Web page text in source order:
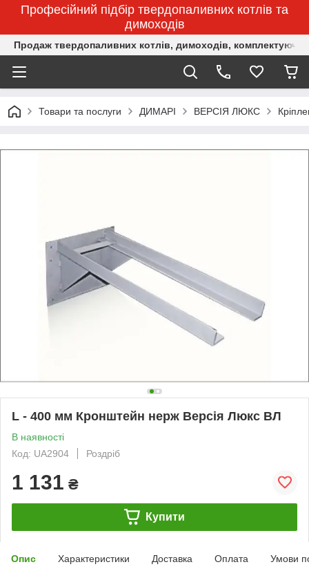
Професійний підбір твердопаливних котлів та
димоходів
Продаж твердопаливних котлів, димоходів,
Товари та послуги ДИМАРІ ВЕРСІЯ ЛЮКС
L - 400 мм Кронштейн нерж Версія Люкс ВЛ
В наявності
Код: UA2904
Роздріб
1 131 ₴
Купити
Опис Характеристики Доставка Оплата Умови